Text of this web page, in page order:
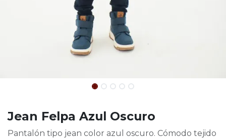
Jean Felpa Azul Oscuro
Pantalón tipo jean color azul oscuro. Cómodo tejido